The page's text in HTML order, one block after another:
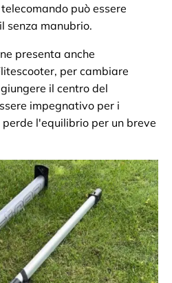
può essere
senza manubrio.
presenta anche
per cambiare
il centro del
impegnativo per i
l'equilibrio per un breve